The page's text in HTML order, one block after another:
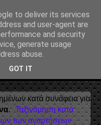
• Τέχνες • Θεολογία •
τον άνθρωπο και το
κατά συνάφεια για
. Ταξινόμηση κατά
των αναρτήσεων
to deliver its services
and user-agent are
and security
generate usage
abuse.
GOT IT